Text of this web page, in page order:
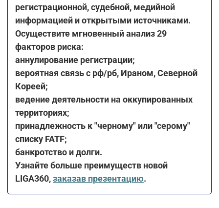
регистрационной, судебной, медийной
информацией и открытыми источниками.
Осуществите мгновенный анализ 29
факторов риска:
аннулирование регистрации;
вероятная связь с рф/рб, Ираном, Северной
Кореей;
ведение деятельности на оккупированных
территориях;
принадлежность к "черному" или "серому"
списку FATF;
банкротство и долги.
Узнайте больше преимуществ новой
LIGA360,заказав презентацию.